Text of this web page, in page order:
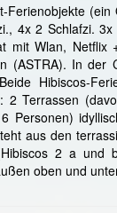
Ferienobjekte
4x 2 Schlafzi.
mit Wlan,
(ASTRA). In der
Hibiscos-
2 Terrassen
Personen)
aus den
2 a und
oben und